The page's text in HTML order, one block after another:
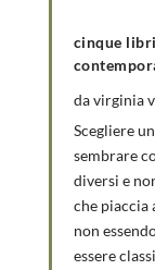
cinque
davirginia
Scegliere
sembrare
diversi e
che piaccia
non
essere